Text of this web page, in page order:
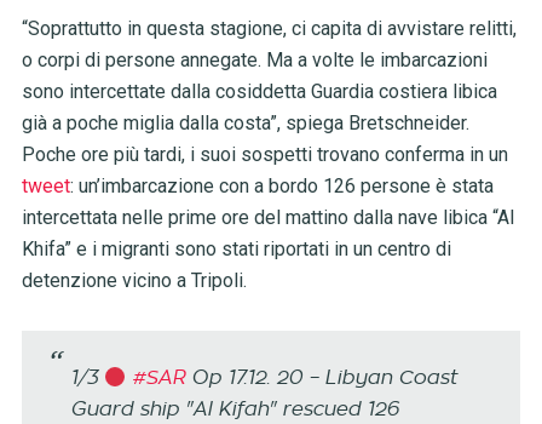
“Soprattutto in questa stagione, ci capita di avvistare relitti,
o corpi di persone annegate. Ma a volte le imbarcazioni
sono intercettate dalla cosiddetta Guardia costiera libica
già a poche miglia dalla costa”, spiega Bretschneider.
Poche ore più tardi, i suoi sospetti trovano conferma in un
tweet: un’imbarcazione con a bordo 126 persone è stata
intercettata nelle prime ore del mattino dalla nave libica “Al
Khifa” e i migranti sono stati riportati in un centro di
detenzione vicino a Tripoli.
1/3 #SAROp 17.12. 20 – Libyan Coast
Guard ship "Al Kifah" rescued 126